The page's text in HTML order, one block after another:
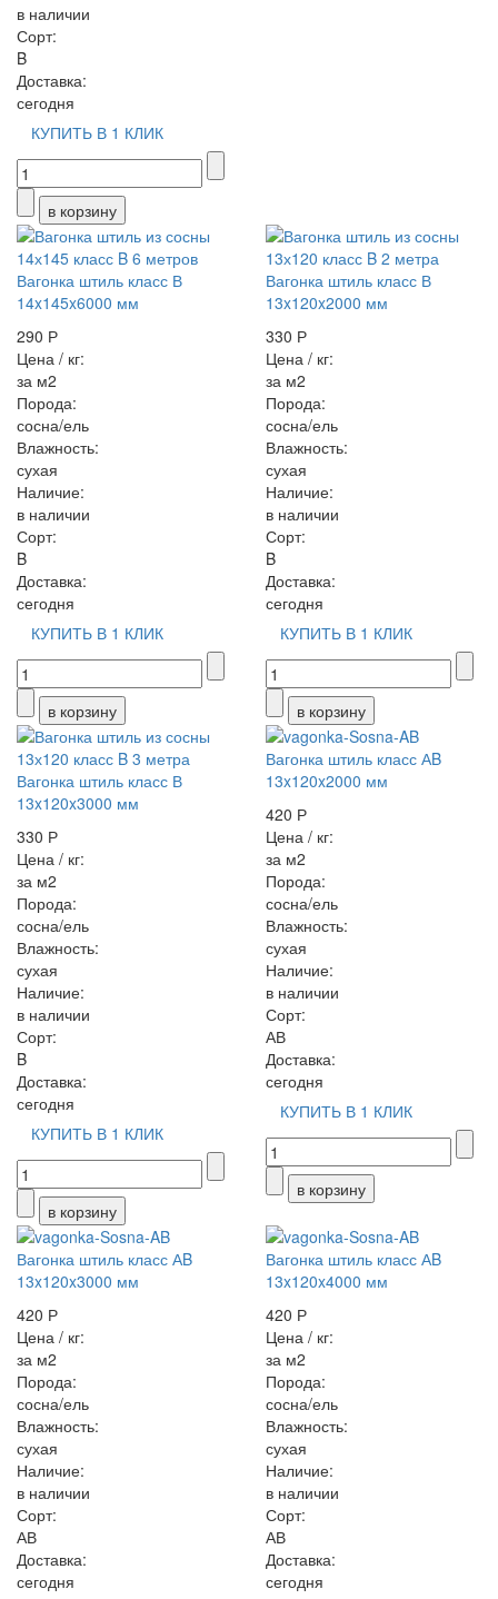
в наличии
Сорт:
B
Доставка:
сегодня
КУПИТЬ В 1 КЛИК
Вагонка штиль класс В
14x145x6000 мм
290 Р
Цена / кг:
за м2
Порода:
сосна/ель
Влажность:
сухая
Наличие:
в наличии
Сорт:
B
Доставка:
сегодня
КУПИТЬ В 1 КЛИК
Вагонка штиль класс В
13x120x2000 мм
330 Р
Цена / кг:
за м2
Порода:
сосна/ель
Влажность:
сухая
Наличие:
в наличии
Сорт:
B
Доставка:
сегодня
КУПИТЬ В 1 КЛИК
Вагонка штиль класс В
13x120x3000 мм
330 Р
Цена / кг:
за м2
Порода:
сосна/ель
Влажность:
сухая
Наличие:
в наличии
Сорт:
B
Доставка:
сегодня
КУПИТЬ В 1 КЛИК
Вагонка штиль класс АB
13x120x2000 мм
420 Р
Цена / кг:
за м2
Порода:
сосна/ель
Влажность:
сухая
Наличие:
в наличии
Сорт:
АВ
Доставка:
сегодня
КУПИТЬ В 1 КЛИК
Вагонка штиль класс АB
13x120x3000 мм
420 Р
Цена / кг:
за м2
Порода:
сосна/ель
Влажность:
сухая
Наличие:
в наличии
Сорт:
АВ
Доставка:
сегодня
Вагонка штиль класс АB
13x120x4000 мм
420 Р
Цена / кг:
за м2
Порода:
сосна/ель
Влажность:
сухая
Наличие:
в наличии
Сорт:
АВ
Доставка:
сегодня